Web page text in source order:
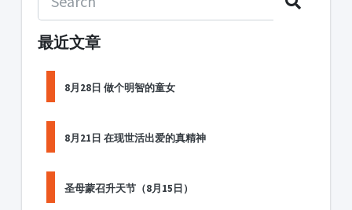
最近文章
8月28日 做个明智的童女
8月21日 在现世活出爱的真精神
圣母蒙召升天节（8月15日）